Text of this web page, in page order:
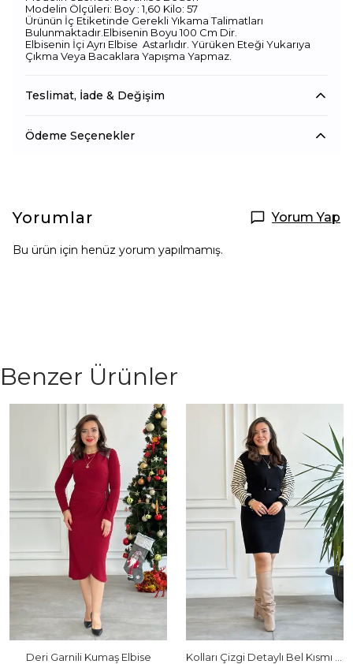
Modelin Ölçüleri: Boy : 1,60 Kilo: 57
Ürünün İç Etiketinde Gerekli Yıkama Talimatları
Bulunmaktadır.Elbisenin Boyu 100 Cm Dir.
Elbisenin İçi Ayrı Elbise Astarlıdır. Yürüken Eteği Yukarıya
Çıkma Veya Bacaklara Yapışma Yapmaz.
Teslimat, İade & Değişim
Ödeme Seçenekler
Yorumlar Yorum Yap
Bu ürün için henüz yorum yapılmamış.
Benzer Ürünler
Deri Garnili Kumaş Elbise